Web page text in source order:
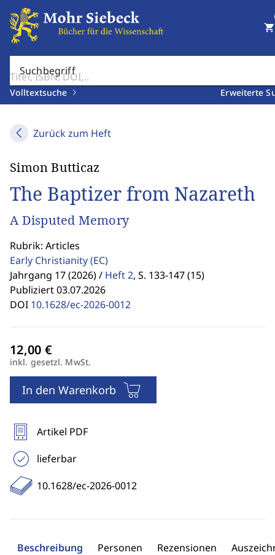
Suchbegriff
Volltextsuche Erweiterte
shopping_cart
Zurück zum Heft
Simon Butticaz
The Baptizer from Nazareth
A Disputed Memory
Rubrik: Articles
Early Christianity(EC)
Jahrgang 17 (2026) / Heft 2, S. 133-147 (15)
Publiziert 03.07.2026
DOI 10.1628/ec-2026-0012
inkl. gesetzl. MwSt.
In den Warenkorb
Artikel PDF
lieferbar
10.1628/ec-2026-0012
Beschreibung Personen Rezensionen